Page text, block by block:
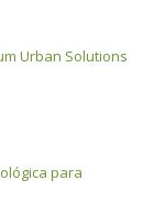
Urban Solutions
para